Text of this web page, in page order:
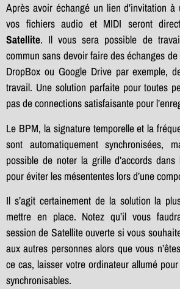
Après avoir échangé un lien d’invitation à
vos fichiers audio et MIDI seront
Satellite. Il vous sera possible de
commun sans devoir faire des échanges
DropBox ou Google Drive par exemple,
travail. Une solution parfaite pour toutes
pas de connections satisfaisante pour
Le BPM, la signature temporelle et la
sont automatiquement synchronisées,
possible de noter la grille d’accords dans
pour éviter les mésententes lors d’une
Il s’agit certainement de la solution la
mettre en place. Notez qu’il vous
session de Satellite ouverte si vous
aux autres personnes alors que vous
ce cas, laisser votre ordinateur allumé
synchronisables.